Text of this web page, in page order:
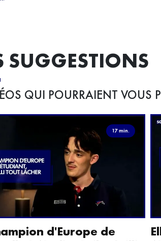
SUGGESTIONS
QUI POURRAIENT VOUS
17 min.
d'Europe de